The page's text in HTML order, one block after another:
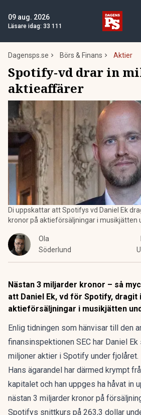
09 aug. 2026
Läsare idag: 33 111
Dagensps.se Börs & Finans Aktier
Spotify-vd drar in
aktieaffärer
Di uppskattar att Spotifys vd Daniel Ek
kronor på aktieförsäljningar i musikjätten
Ola
Söderlund
Nästan 3 miljarder kronor – så
att Daniel Ek, vd för Spotify, dragit
aktieförsäljningar i musikjätten
Enlig tidningen som hänvisar till den
finansinspektionen SEC har Daniel
miljoner aktier i Spotify under fjolåret.
Hans ägarandel har därmed krympt
kapitalet och han uppges ha håvat in
nästan 3 miljarder kronor på
Spotifys snittkurs på 263,3 dollar